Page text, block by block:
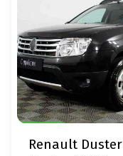
Renault Duster